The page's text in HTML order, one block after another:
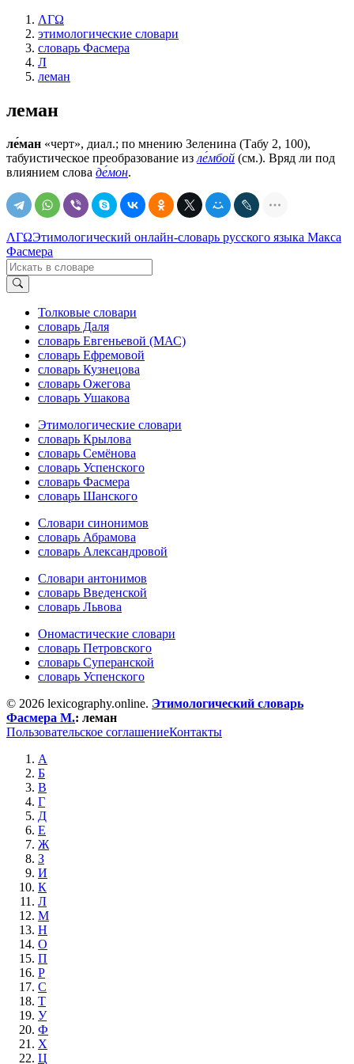
ΛΓΩ
этимологические словари
словарь Фасмера
Л
леман
леман
ле́ман «черт», диал.; по мнению Зеленина (Табу 2, 100),
табуистическое преобразование из ле́мбой (см.). Вряд ли под
влиянием слова де́мон.
ΛΓΩЭтимологический онлайн-словарь русского языка Макса
Фасмера
Толковые словари
словарь Даля
словарь Евгеньевой (МАС)
словарь Ефремовой
словарь Кузнецова
словарь Ожегова
словарь Ушакова
Этимологические словари
словарь Крылова
словарь Семёнова
словарь Успенского
словарь Фасмера
словарь Шанского
Словари синонимов
словарь Абрамова
словарь Александровой
Словари антонимов
словарь Введенской
словарь Львова
Ономастические словари
словарь Петровского
словарь Суперанской
словарь Успенского
© 2026 lexicography.online. Этимологический словарь
Фасмера М.: леман
Пользовательское соглашениеКонтакты
А
Б
В
Г
Д
Е
Ж
З
И
К
Л
М
Н
О
П
Р
С
Т
У
Ф
Х
Ц